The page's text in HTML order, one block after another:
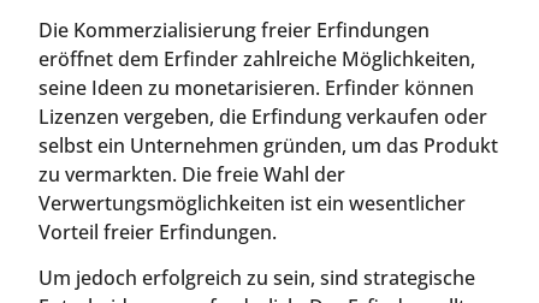
Die Kommerzialisierung freier Erfindungen
eröffnet dem Erfinder zahlreiche Möglichkeiten,
seine Ideen zu monetarisieren. Erfinder können
Lizenzen vergeben, die Erfindung verkaufen oder
selbst ein Unternehmen gründen, um das Produkt
zu vermarkten. Die freie Wahl der
Verwertungsmöglichkeiten ist ein wesentlicher
Vorteil freier Erfindungen.
Um jedoch erfolgreich zu sein, sind strategische